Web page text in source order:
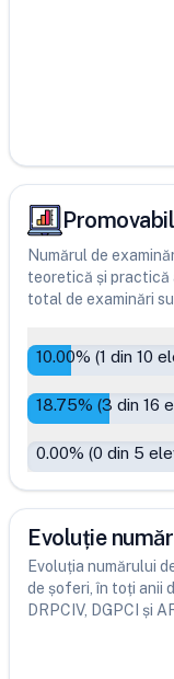
Numărul de
teoretică și practică
total de examinări
10.00% (1 din 10
18.75% (3 din 16
0.00% (0 din 5
Evoluție
Evoluția numărului
de șoferi, în toți anii
DRPCIV, DGPCI și